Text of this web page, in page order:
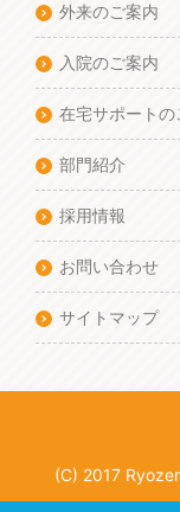
外来のご案内
入院のご案内
在宅サポートの
部門紹介
採用情報
お問い合わせ
サイトマップ
(C) 2017